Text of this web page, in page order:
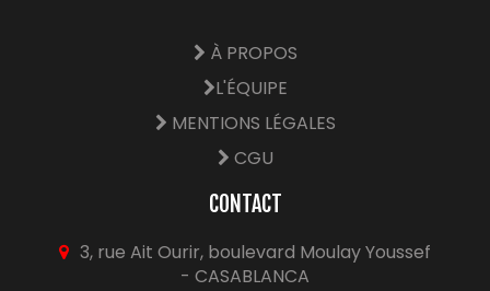
À PROPOS
L'ÉQUIPE
MENTIONS LÉGALES
CGU
CONTACT
3, rue Ait Ourir, boulevard Moulay Youssef
- CASABLANCA